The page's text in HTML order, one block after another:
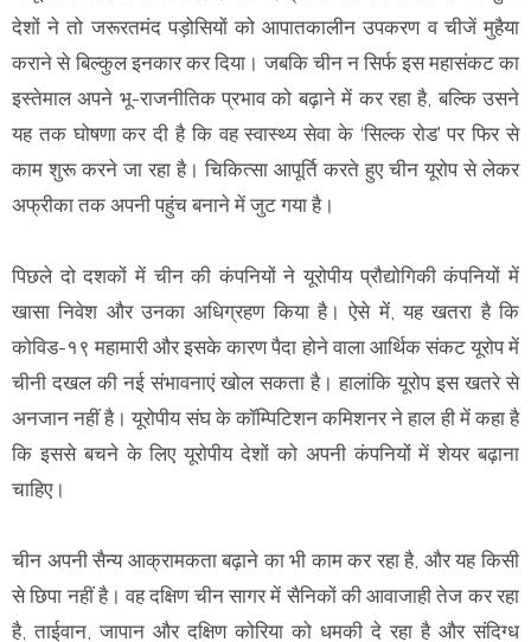
देशों ने तो जरूरतमंद पड़ोसियों को आपातकालीन उपकरण व चीजें मुहैया
कराने से बिल्कुल इनकार कर दिया। जबकि चीन न सिर्फ इस महासंकट का
इस्तेमाल अपने भू-राजनीतिक प्रभाव को बढ़ाने में कर रहा है, बल्कि उसने
यह तक घोषणा कर दी है कि वह स्वास्थ्य सेवा के ‘सिल्क रोड’ पर फिर से
काम शुरू करने जा रहा है। चिकित्सा आपूर्ति करते हुए चीन यूरोप से लेकर
अफ्रीका तक अपनी पहुंच बनाने में जुट गया है।
पिछले दो दशकों में चीन की कंपनियों ने यूरोपीय प्रौद्योगिकी कंपनियों में
खासा निवेश और उनका अधिग्रहण किया है। ऐसे में, यह खतरा है कि
कोविड-१९ महामारी और इसके कारण पैदा होने वाला आर्थिक संकट यूरोप में
चीनी दखल की नई संभावनाएं खोल सकता है। हालांकि यूरोप इस खतरे से
अनजान नहीं है। यूरोपीय संघ के कॉम्पिटिशन कमिशनर ने हाल ही में कहा है
कि इससे बचने के लिए यूरोपीय देशों को अपनी कंपनियों में शेयर बढ़ाना
चाहिए।
चीन अपनी सैन्य आक्रामकता बढ़ाने का भी काम कर रहा है, और यह किसी
से छिपा नहीं है। वह दक्षिण चीन सागर में सैनिकों की आवाजाही तेज कर रहा
है, ताईवान, जापान और दक्षिण कोरिया को धमकी दे रहा है और संदिग्ध